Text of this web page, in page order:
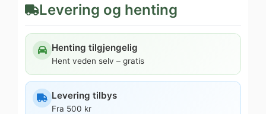
Levering og henting
Henting tilgjengelig
Hent veden selv – gratis
Levering tilbys
Fra 500 kr